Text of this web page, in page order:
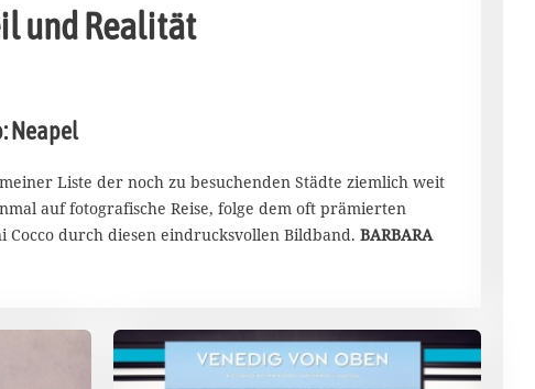
und Realität
Neapel
Liste der noch zu besuchenden Städte ziemlich weit
auf fotografische Reise, folge dem oft prämierten
Cocco durch diesen eindrucksvollen Bildband. BARBARA